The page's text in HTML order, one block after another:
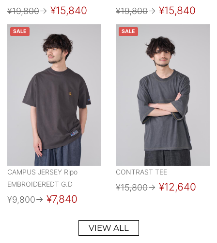
¥19,800→ ¥15,840 ¥19,800→ ¥15,840
SALE
CAMPUS JERSEY Ripo
EMBROIDEREDT G.D
¥9,800→ ¥7,840
SALE
CONTRAST TEE
¥15,800→ ¥12,640
VIEW ALL